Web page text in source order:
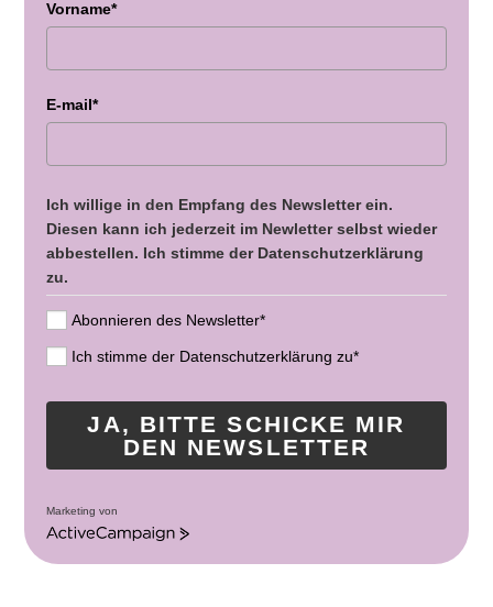
Vorname*
E-mail*
Ich willige in den Empfang des Newsletter ein.
Diesen kann ich jederzeit im Newletter selbst wieder
abbestellen. Ich stimme der Datenschutzerklärung
zu.
Abonnieren des Newsletter*
Ich stimme der Datenschutzerklärung zu*
JA, BITTE SCHICKE MIR
DEN NEWSLETTER
Marketing von
A